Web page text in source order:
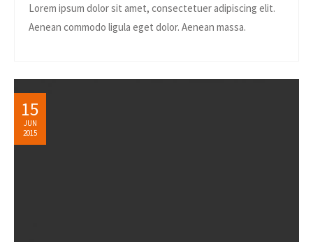
Lorem ipsum dolor sit amet, consectetuer adipiscing elit.
Aenean commodo ligula eget dolor. Aenean massa.
15
JUN
2015